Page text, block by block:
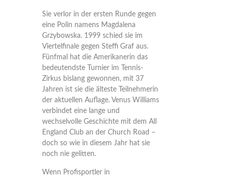
Sie verlor in der ersten Runde gegen
eine Polin namens Magdalena
Grzybowska. 1999 schied sie im
Viertelfinale gegen Steffi Graf aus.
Fünfmal hat die Amerikanerin das
bedeutendste Turnier im Tennis-
Zirkus bislang gewonnen, mit 37
Jahren ist sie die älteste Teilnehmerin
der aktuellen Auflage. Venus Williams
verbindet eine lange und
wechselvolle Geschichte mit dem All
England Club an der Church Road –
doch so wie in diesem Jahr hat sie
noch nie gelitten.
Wenn Profisportler in